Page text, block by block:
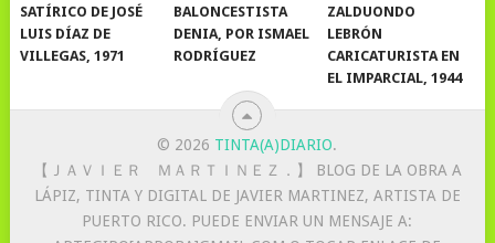
SATÍRICO DE JOSÉ
LUIS DÍAZ DE
VILLEGAS, 1971
BALONCESTISTA
DENIA, POR ISMAEL
RODRÍGUEZ
ZALDUONDO
LEBRÓN
CARICATURISTA EN
EL IMPARCIAL, 1944
© 2026 TINTA(A)DIARIO.
【 ＪＡＶＩＥＲ ＭＡＲＴＩＮＥＺ．】 BLOG DE LA OBRA A
LÁPIZ, TINTA Y DIGITAL DE JAVIER MARTINEZ, ARTISTA DE
PUERTO RICO. PUEDE ENVIAR UN MENSAJE A: